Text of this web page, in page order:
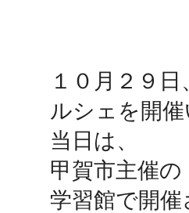
１０月２９
ルシェを開催
当日は、
甲賀市主催
学習館で開